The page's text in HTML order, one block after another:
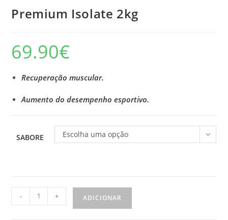
Premium Isolate 2kg
69.90€
Recuperação muscular.
Aumento do desempenho esportivo.
SABORE Escolha uma opção
Quantidade
de
- + ADICIONAR